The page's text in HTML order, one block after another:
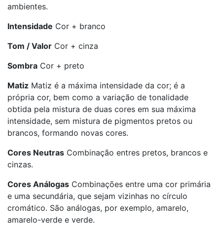
ambientes.
Intensidade Cor + branco
Tom / Valor Cor + cinza
Sombra Cor + preto
Matiz Matiz é a máxima intensidade da cor; é a
própria cor, bem como a variação de tonalidade
obtida pela mistura de duas cores em sua máxima
intensidade, sem mistura de pigmentos pretos ou
brancos, formando novas cores.
Cores Neutras Combinação entres pretos, brancos e
cinzas.
Cores Análogas Combinações entre uma cor primária
e uma secundária, que sejam vizinhas no círculo
cromático. São análogas, por exemplo, amarelo,
amarelo-verde e verde.